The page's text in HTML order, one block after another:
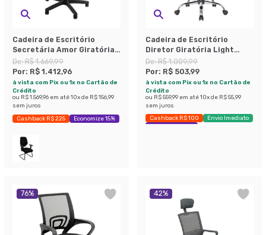
Cadeira de Escritório
Secretária Amor Giratória
Preta
De:R$ 1.669,99
Por: R$ 1.412,96
à vista com Pix ou 1x no Cartão de
Crédito
ou R$ 1.569,96 em até10x de R$ 156,99
sem juros
Cashback R$ 225 Economize 15%
Cadeira de Escritório
Diretor Giratória Light
Preta
De:R$ 1.009,99
Por: R$ 503,99
à vista com Pix ou 1x no Cartão de
Crédito
ou R$ 559,99 em até10x de R$ 55,99
sem juros
Cashback R$ 100
Envio Imediato
Exclusivo Mobly
76% 42%